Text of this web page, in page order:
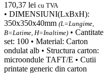
170,37 lei cu TVA
• DIMENSIUNI(LxBxH):
350x350x40mm (L=Lungime,
B=Latime, H=Inaltime) • Cantitate
set: 100 • Material: Carton
ondulat alb • Structura carton:
microondule TAFT/E • Cutii
printate generic din carton